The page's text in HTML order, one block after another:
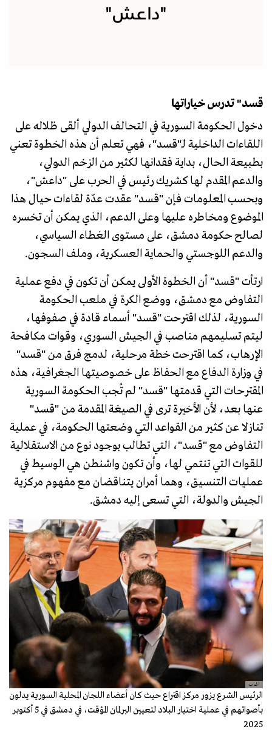
"داعش"
قسد" تدرس خياراتها
دخول الحكومة السورية في التحالف الدولي ألقى ظلاله على
اللقاءات الداخلية لـ"قسد"، فهي تعلم أن هذه الخطوة تعني
بطبيعة الحال، بداية فقدانها لكثير من الزخم الدولي،
والدعم المقدم لها كشريك رئيس في الحرب على "داعش"،
وبحسب المعلومات فإن "قسد" عقدت عدّة لقاءات حيال هذا
الموضوع ومخاطره عليها وعلى الدعم، الذي يمكن أن تخسره
لصالح حكومة دمشق، على مستوى الغطاء السياسي،
والدعم اللوجستي والحماية العسكرية، وملف السجون.
ارتأت "قسد" أن الخطوة الأولى يمكن أن تكون في دفع عملية
التفاوض مع دمشق، ووضع الكرة في ملعب الحكومة
السورية، لذلك اقترحت "قسد" أسماء قادة في صفوفها،
ليتم تسليمهم مناصب في الجيش السوري، وقوات مكافحة
الإرهاب، كما اقترحت خطة مرحلية، لدمج فرق من "قسد"
في وزارة الدفاع مع الحفاظ على خصوصيتها الجغرافية، هذه
المقترحات التي قدمتها "قسد" لم تُجب الحكومة السورية
عنها بعد، لأن الأخيرة ترى في الصيغة المقدمة من "قسد"
تنازلا عن كثير من القواعد التي وضعتها الحكومة، في عملية
التفاوض مع "قسد"، التي تطالب بوجود نوع من الاستقلالية
للقوات التي تنتمي لها، وأن تكون واشنطن هي الوسيط في
عمليات التنسيق، وهما أمران يتناقضان مع مفهوم مركزية
الجيش والدولة، التي تسعى إليه دمشق.
أ ف ب
الرئيس الشرع يزور مركز اقتراع حيث كان أعضاء اللجان المحلية السورية يدلون
بأصواتهم في عملية اختيار البلاد لتعيين البرلمان المؤقت، في دمشق في 5 أكتوبر
2025